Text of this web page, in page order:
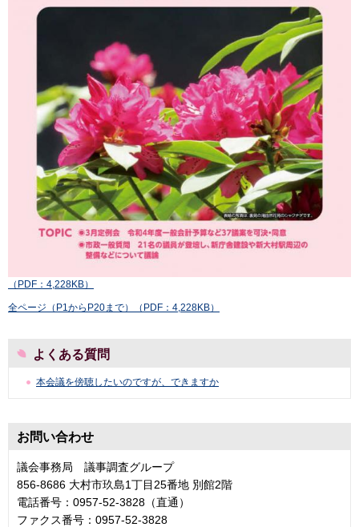
（PDF：4,228KB）
全ページ（P1からP20まで）（PDF：4,228KB）
よくある質問
本会議を傍聴したいのですが、できますか
お問い合わせ
議会事務局 議事調査グループ
856-8686 大村市玖島1丁目25番地 別館2階
電話番号：0957-52-3828（直通）
ファクス番号：0957-52-3828